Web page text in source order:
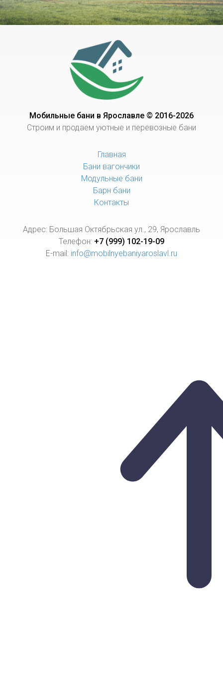
Мобильные бани в Ярославле © 2016-2026
Строим и продаем уютные и перевозные бани
Главная
Бани вагончики
Модульные бани
Барн бани
Контакты
Адрес: Большая Октябрьская ул., 29, Ярославль
Телефон: +7 (999) 102-19-09
E-mail: info@mobilnyebaniyaroslavl.ru